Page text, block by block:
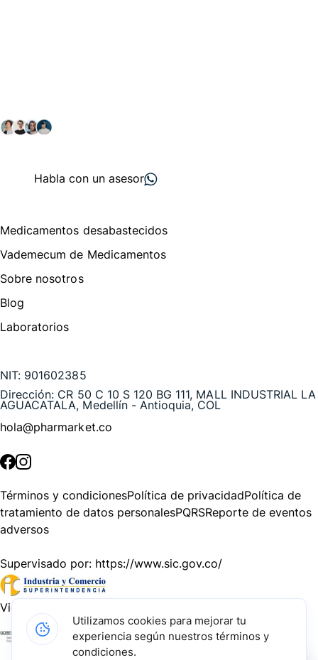
Habla con un asesor
Medicamentos desabastecidos
Vademecum de Medicamentos
Sobre nosotros
Blog
Laboratorios
NIT: 901602385
Dirección: CR 50 C 10 S 120 BG 111, MALL INDUSTRIAL LA
AGUACATALA, Medellín - Antioquia, COL
hola@pharmarket.co
Términos y condicionesPolítica de privacidadPolítica de
tratamiento de datos personalesPQRSReporte de eventos
adversos
Supervisado por: https://www.sic.gov.co/
Vigilado por:
Gracias a nuestros impulsadores, podemos presentarte la
Utilizamos cookies para mejorar tu
experiencia según nuestros términos y
condiciones.